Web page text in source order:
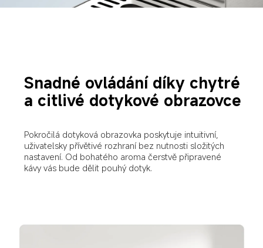
Snadné ovládání díky chytré
a citlivé dotykové obrazovce
Pokročilá dotyková obrazovka poskytuje intuitivní,
uživatelsky přívětivé rozhraní bez nutnosti složitých
nastavení. Od bohatého aroma čerstvě připravené
kávy vás bude dělit pouhý dotyk.